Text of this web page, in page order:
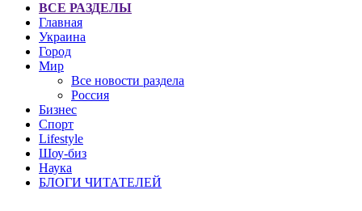
ВСЕ РАЗДЕЛЫ
Главная
Украина
Город
Мир
Все новости раздела
Россия
Бизнес
Спорт
Lifestyle
Шоу-биз
Наука
БЛОГИ ЧИТАТЕЛЕЙ